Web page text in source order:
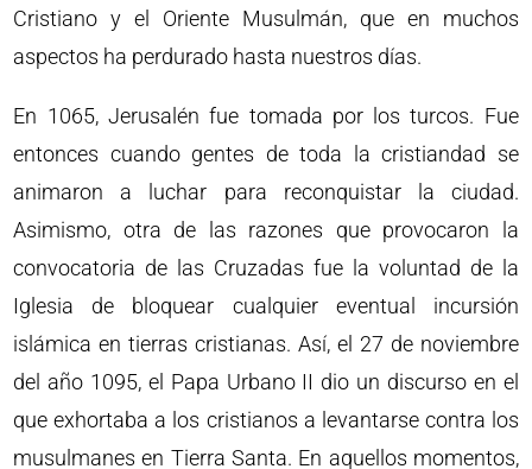
Cristiano y el Oriente Musulmán, que en muchos
aspectos ha perdurado hasta nuestros días.
En 1065, Jerusalén fue tomada por los turcos. Fue
entonces cuando gentes de toda la cristiandad se
animaron a luchar para reconquistar la ciudad.
Asimismo, otra de las razones que provocaron la
convocatoria de las Cruzadas fue la voluntad de la
Iglesia de bloquear cualquier eventual incursión
islámica en tierras cristianas. Así, el 27 de noviembre
del año 1095, el Papa Urbano II dio un discurso en el
que exhortaba a los cristianos a levantarse contra los
musulmanes en Tierra Santa. En aquellos momentos,